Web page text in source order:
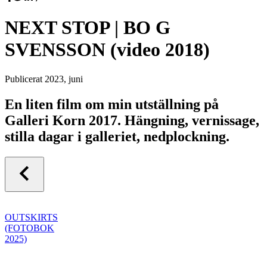
NEXT STOP | BO G
SVENSSON (video 2018)
Publicerat 2023, juni
En liten film om min utställning på
Galleri Korn 2017. Hängning, vernissage,
stilla dagar i galleriet, nedplockning.
OUTSKIRTS
(FOTOBOK
2025)